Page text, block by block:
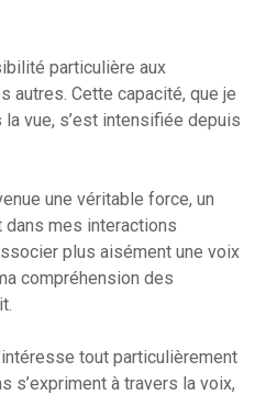
particulière aux
autres. Cette capacité, que je
vue, s’est intensifiée depuis
une véritable force, un
dans mes interactions
plus aisément une voix
compréhension des
tout particulièrement
s’expriment à travers la voix,